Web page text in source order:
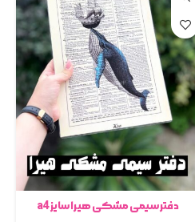
دفتر سیمی مشکی هیرا سایز a4